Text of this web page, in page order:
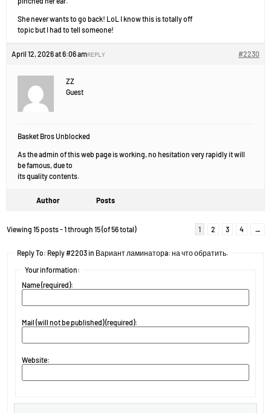
She never wants to go back! LoL I know this is totally off
topic but I had to tell someone!
April 12, 2026 at 6:06 am #2230
REPLY
ZZ
Guest
Basket Bros Unblocked
As the admin of this web page is working, no hesitation very rapidly it will
be famous, due to
its quality contents.
Author Posts
Viewing 15 posts - 1 through 15 (of 56 total) 1 2 3 4 →
Reply To: Reply #2203 in Вариант ламинаторa: на что обратить.
Your information:
Name (required):
Mail (will not be published) (required):
Website: